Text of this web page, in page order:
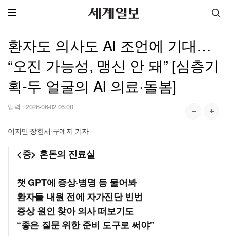
환자도 의사도 AI 조언에 기대…
“오진 가능성, 맹신 안 돼” [심층기
획-두 얼굴의 AI 의료·돌봄]
입력 : 2026-06-02 06:00
이지민·장한서·구예지 기자
<중> 혼돈의 진료실
챗 GPT에 증상·병명 등 물어봐
환자들 내원 전에 자가진단 빈번
증상 원인 찾아 의사 떠보기도
“좋은 질문 위한 준비 도구로 써야”